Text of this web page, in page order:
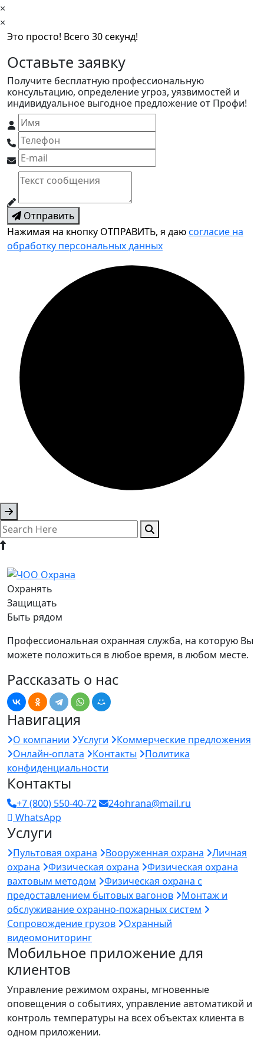
×
×
Это просто! Всего 30 секунд!
Оставьте заявку
Получите бесплатную профессиональную
консультацию, определение угроз, уязвимостей и
индивидуальное выгодное предложение от Профи!
Отправить
Нажимая на кнопку ОТПРАВИТЬ, я даюсогласие на
обработку персональных данных
Охранять
Защищать
Быть рядом
Профессиональная охранная служба, на которую Вы
можете положиться в любое время, в любом месте.
Рассказать о нас
Навигация
О компании Услуги
Коммерческие предложения
Онлайн-оплата
Контакты
Политика
конфиденциальности
Контакты
+7 (800) 550-40-72
24ohrana@mail.ru
WhatsApp
Услуги
Пультовая охрана Вооруженная охрана
Личная
охрана
Физическая охрана
Физическая охрана
вахтовым методом
Физическая охрана с
предоставлением бытовых вагонов
Монтаж и
обслуживание охранно-пожарных систем
Сопровождение грузов
Охранный
видеомониторинг
Мобильное приложение для
клиентов
Управление режимом охраны, мгновенные
оповещения о событиях, управление автоматикой и
контроль температуры на всех объектах клиента в
одном приложении.